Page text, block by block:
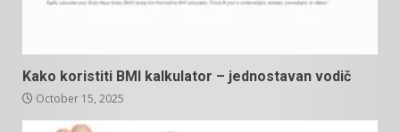
Kako koristiti BMI kalkulator – jednostavan vodič
October 15, 2025